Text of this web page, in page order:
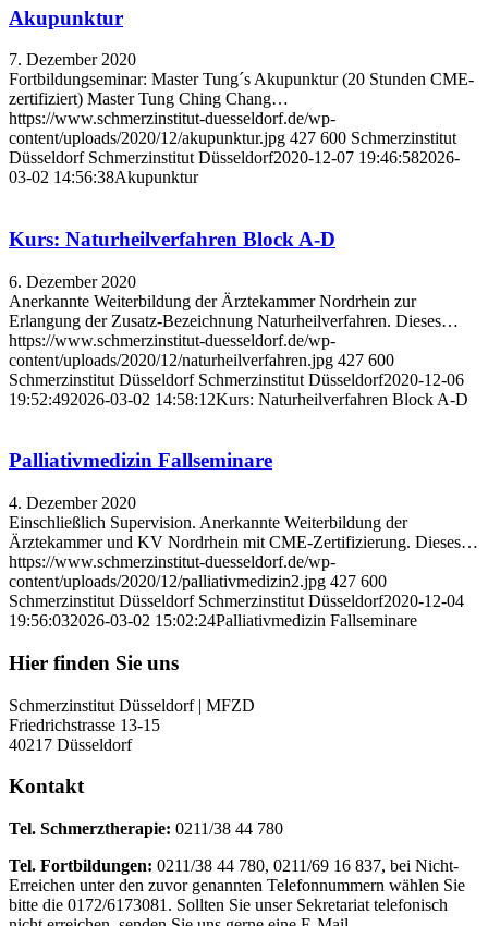
Akupunktur
7. Dezember 2020
Fortbildungseminar: Master Tung´s Akupunktur (20 Stunden CME-
zertifiziert) Master Tung Ching Chang…
https://www.schmerzinstitut-duesseldorf.de/wp-
content/uploads/2020/12/akupunktur.jpg 427 600 Schmerzinstitut
Düsseldorf Schmerzinstitut Düsseldorf2020-12-07 19:46:582026-
03-02 14:56:38Akupunktur
Kurs: Naturheilverfahren Block A-D
6. Dezember 2020
Anerkannte Weiterbildung der Ärztekammer Nordrhein zur
Erlangung der Zusatz-Bezeichnung Naturheilverfahren. Dieses…
https://www.schmerzinstitut-duesseldorf.de/wp-
content/uploads/2020/12/naturheilverfahren.jpg 427 600
Schmerzinstitut Düsseldorf Schmerzinstitut Düsseldorf2020-12-06
19:52:492026-03-02 14:58:12Kurs: Naturheilverfahren Block A-D
Palliativmedizin Fallseminare
4. Dezember 2020
Einschließlich Supervision. Anerkannte Weiterbildung der
Ärztekammer und KV Nordrhein mit CME-Zertifizierung. Dieses…
https://www.schmerzinstitut-duesseldorf.de/wp-
content/uploads/2020/12/palliativmedizin2.jpg 427 600
Schmerzinstitut Düsseldorf Schmerzinstitut Düsseldorf2020-12-04
19:56:032026-03-02 15:02:24Palliativmedizin Fallseminare
Hier finden Sie uns
Schmerzinstitut Düsseldorf | MFZD
Friedrichstrasse 13-15
40217 Düsseldorf
Kontakt
Tel. Schmerztherapie: 0211/38 44 780
Tel. Fortbildungen: 0211/38 44 780, 0211/69 16 837, bei Nicht-
Erreichen unter den zuvor genannten Telefonnummern wählen Sie
bitte die 0172/6173081. Sollten Sie unser Sekretariat telefonisch